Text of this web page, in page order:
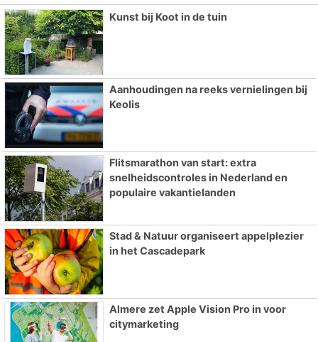
Kunst bij Koot in de tuin
Aanhoudingen na reeks vernielingen bij
Keolis
Flitsmarathon van start: extra
snelheidscontroles in Nederland en
populaire vakantielanden
Stad & Natuur organiseert appelplezier
in het Cascadepark
Almere zet Apple Vision Pro in voor
citymarketing